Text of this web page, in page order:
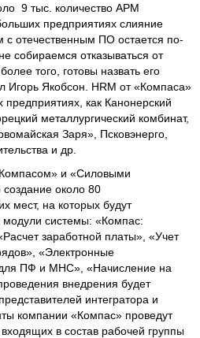
9 тыс. количество АРМ
предприятиях слияние
с отечественным ПО остается по-
собираемся отказываться от
того, готовы назвать его
Игорь Якобсон. HRM от «Компаса»
предприятиях, как Канонерский
металлургический комбинат,
Заря», Псковэнерго,
и др.
и «Силовыми
около 80
мест, на которых будут
модули системы: «Компас:
заработной платы», «Учет
«Электронные
ПФ и МНС», «Начисление на
внедрения будет
интегратора и
компании «Компас» проведут
в состав рабочей группы